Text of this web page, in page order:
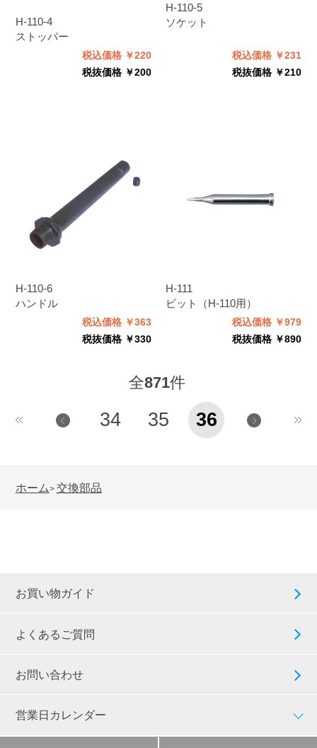
H-110-4
ストッパー
税込価格 ￥220
税抜価格 ￥200
H-110-5
ソケット
税込価格 ￥231
税抜価格 ￥210
H-110-6
ハンドル
税込価格 ￥363
税抜価格 ￥330
H-111
ビット（H-110用）
税込価格 ￥979
税抜価格 ￥890
全871件
34 35 36
ホーム> 交換部品
お買い物ガイド
よくあるご質問
お問い合わせ
営業日カレンダー